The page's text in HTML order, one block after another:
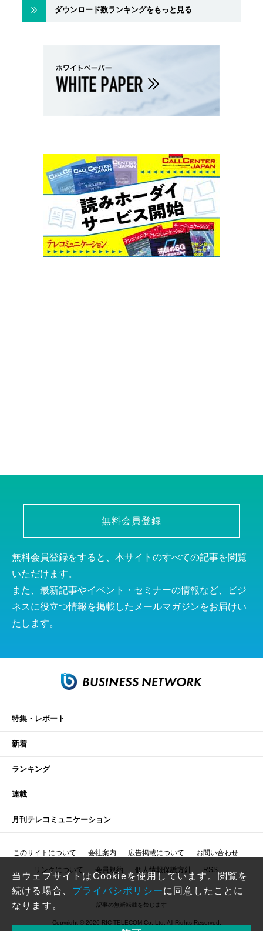
ダウンロード数ランキングをもっと見る
無料会員登録
無料会員登録をすると、本サイトのすべての記事を閲覧
いただけます。
また、最新記事やイベント・セミナーの情報など、ビジ
ネスに役立つ情報を掲載したメールマガジンをお届けい
たします。
特集・レポート
新着
ランキング
連載
月刊テレコミュニケーション
このサイトについて 会社案内 広告掲載について お問い合わせ
リンクについて 会員規約 個人情報保護方針 RSS
記事の無断転載を禁じます
Copyright © 2026 RIC TELECOM Co.,Ltd. All Rights Reserved.
当ウェブサイトはCookieを使用しています。閲覧を
続ける場合、 プライバシポリシーに同意したことに
なります。